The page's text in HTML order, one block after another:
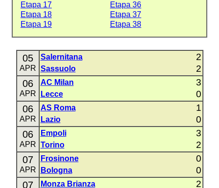
Etapa 17
Etapa 36
Etapa 18
Etapa 37
Etapa 19
Etapa 38
05
APR
Salernitana 2
Sassuolo 2
06
APR
AC Milan 3
Lecce 0
06
APR
AS Roma 1
Lazio 0
06
APR
Empoli 3
Torino 2
07
APR
Frosinone 0
Bologna 0
07 Monza Brianza 2